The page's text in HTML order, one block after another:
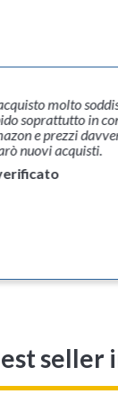
molto
soprattutto in
e prezzi
nuovi acquisti.
seller